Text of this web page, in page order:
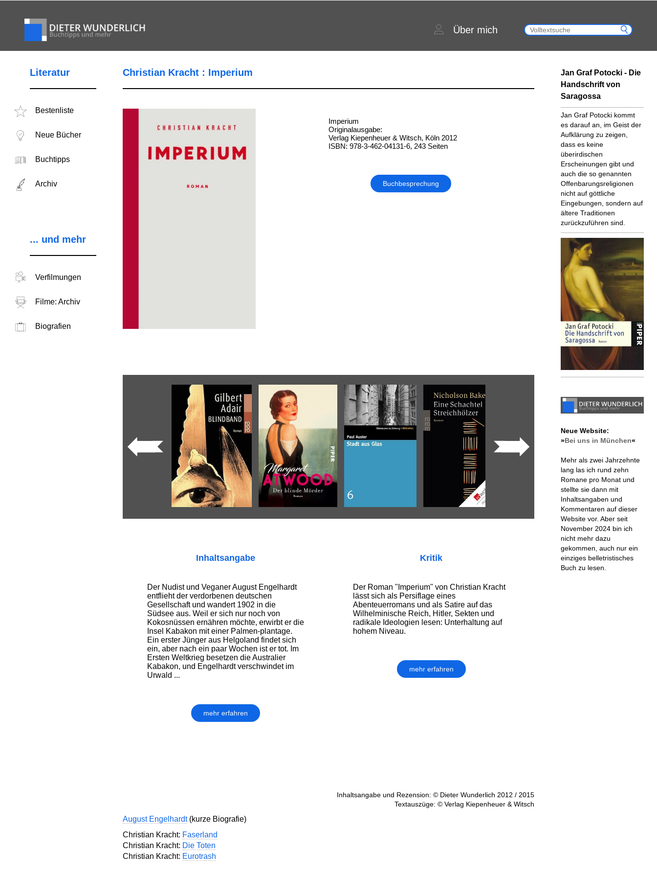
Über mich
Literatur
Bestenliste
Neue Bücher
Buchtipps
Archiv
... und mehr
Verfilmungen
Filme: Archiv
Biografien
Christian Kracht : Imperium
Imperium
Originalausgabe:
Verlag Kiepenheuer & Witsch, Köln 2012
ISBN: 978-3-462-04131-6, 243 Seiten
Buchbesprechung
Inhaltsangabe
Der Nudist und Veganer August Engelhardt
entflieht der verdorbenen deutschen
Gesellschaft und wandert 1902 in die
Südsee aus. Weil er sich nur noch von
Kokosnüssen ernähren möchte, erwirbt er die
Insel Kabakon mit einer Palmen-plantage.
Ein erster Jünger aus Helgoland findet sich
ein, aber nach ein paar Wochen ist er tot. Im
Ersten Weltkrieg besetzen die Australier
Kabakon, und Engelhardt verschwindet im
Urwald ...
mehr erfahren
Kritik
Der Roman "Imperium" von Christian Kracht
lässt sich als Persiflage eines
Abenteuerromans und als Satire auf das
Wilhelminische Reich, Hitler, Sekten und
radikale Ideologien lesen: Unterhaltung auf
hohem Niveau.
mehr erfahren
Inhaltsangabe und Rezension: © Dieter Wunderlich 2012 / 2015
Textauszüge: © Verlag Kiepenheuer & Witsch
August Engelhardt(kurze Biografie)
Christian Kracht: Faserland
Christian Kracht: Die Toten
Christian Kracht: Eurotrash
Jan Graf Potocki - Die
Handschrift von
Saragossa
Jan Graf Potocki kommt
es darauf an, im Geist der
Aufklärung zu zeigen,
dass es keine
überirdischen
Erscheinungen gibt und
auch die so genannten
Offenbarungsreligionen
nicht auf göttliche
Eingebungen, sondern auf
ältere Traditionen
zurückzuführen sind.
Neue Website:
»Bei uns in München«
Mehr als zwei Jahrzehnte
lang las ich rund zehn
Romane pro Monat und
stellte sie dann mit
Inhaltsangaben und
Kommentaren auf dieser
Website vor. Aber seit
November 2024 bin ich
nicht mehr dazu
gekommen, auch nur ein
einziges belletristisches
Buch zu lesen.